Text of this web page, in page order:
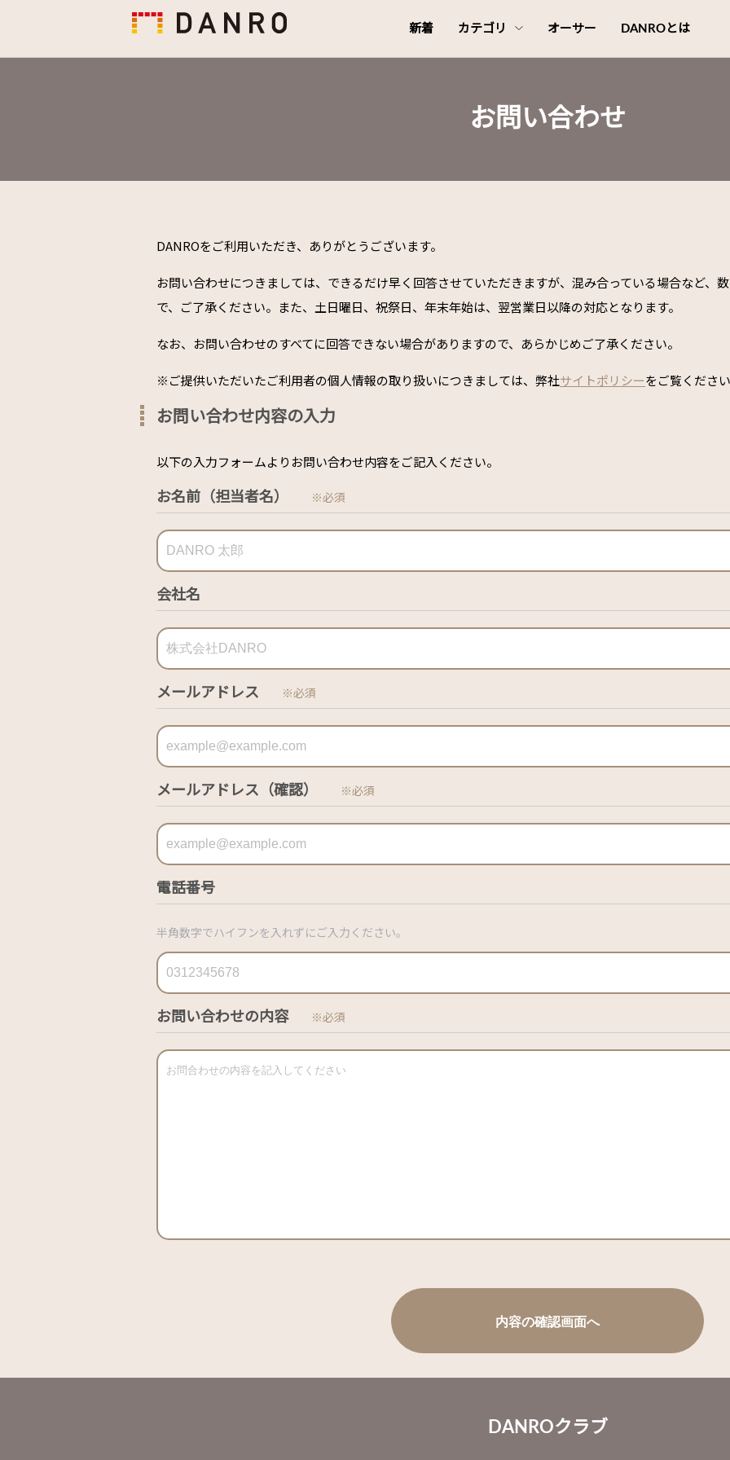
新着 カテゴリ オーサー DANROとは
お問い合わせ
DANROをご利用いただき、ありがとうございます。
お問い合わせにつきましては、できるだけ早く回答させていただきますが、混み合っている場合など、
で、ご了承ください。また、土日曜日、祝祭日、年末年始は、翌営業日以降の対応となります。
なお、お問い合わせのすべてに回答できない場合がありますので、あらかじめご了承ください。
※ご提供いただいたご利用者の個人情報の取り扱いにつきましては、弊社サイトポリシーをご覧くださ
お問い合わせ内容の入力
以下の入力フォームよりお問い合わせ内容をご記入ください。
お名前（担当者名） ※必須
会社名
メールアドレス ※必須
メールアドレス（確認） ※必須
電話番号
半角数字でハイフンを入れずにご入力ください。
お問い合わせの内容 ※必須
DANROクラブ